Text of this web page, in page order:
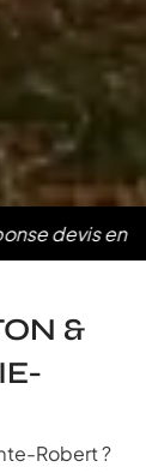
en 2h
&
Robert ?